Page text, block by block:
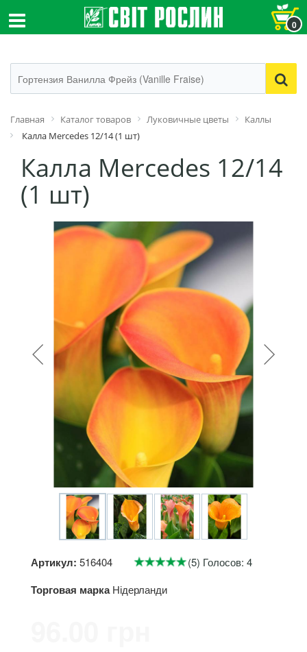
0
Главная Каталог товаров Луковичные цветы
Каллы
Калла Mercedes 12/14 (1 шт)
Калла Mercedes 12/14
(1 шт)
Артикул: 516404 (5) Голосов: 4
Торговая марка Нідерланди